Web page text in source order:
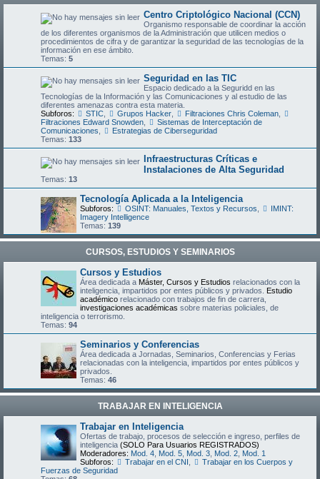
Centro Criptológico Nacional (CCN)
Organismo responsable de coordinar la acción
de los diferentes organismos de la Administración que utilicen medios o
procedimientos de cifra y de garantizar la seguridad de las tecnologías de la
información en ese ámbito.
Temas: 5
Seguridad en las TIC
Espacio dedicado a la Seguridd en las
Tecnologías de la Información y las Comunicaciones y al estudio de las
diferentes amenazas contra esta materia.
Subforos:
STIC, Grupos Hacker, Filtraciones Chris Coleman,
Filtraciones Edward Snowden
Sistemas de Interceptación de
Comunicaciones
Estrategias de Ciberseguridad
Temas: 133
Infraestructuras Críticas e
Instalaciones de Alta Seguridad
Temas: 13
Tecnología Aplicada a la Inteligencia
Subforos: OSINT: Manuales, Textos y Recursos
IMINT:
Imagery Intelligence
Temas: 139
CURSOS, ESTUDIOS Y SEMINARIOS
Cursos y Estudios
Área dedicada a Máster, Cursos y Estudios relacionados con la
inteligencia, impartidos por entes públicos y privados. Estudio
académico relacionado con trabajos de fin de carrera,
investigaciones académicas sobre materias policiales, de
inteligencia o terrorismo.
Temas: 94
Seminarios y Conferencias
Área dedicada a Jornadas, Seminarios, Conferencias y Ferias
relacionadas con la inteligencia, impartidos por entes públicos y
privados.
Temas: 46
TRABAJAR EN INTELIGENCIA
Trabajar en Inteligencia
Ofertas de trabajo, procesos de selección e ingreso, perfiles de
inteligencia (SOLO Para Usuarios REGISTRADOS)
Moderadores: Mod. 4 Mod. 5 Mod. 3 Mod. 2 Mod. 1
Subforos:
Trabajar en el CNI
Trabajar en los Cuerpos y
Fuerzas de Seguridad